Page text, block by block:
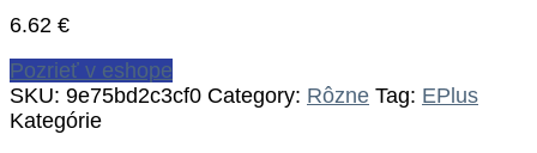
6.62 €
Pozrieť v eshope
SKU: 9e75bd2c3cf0 Category: Rôzne Tag: EPlus
Kategórie